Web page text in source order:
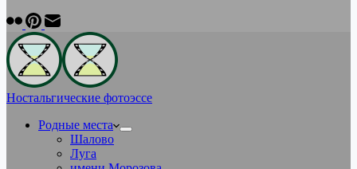
Ностальгические фотоэссе
Родные места
Шалово
Луга